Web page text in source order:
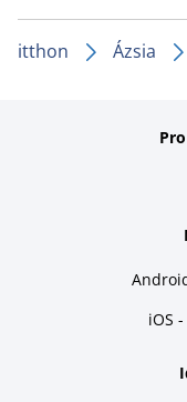
itthon Ázsia
iOS